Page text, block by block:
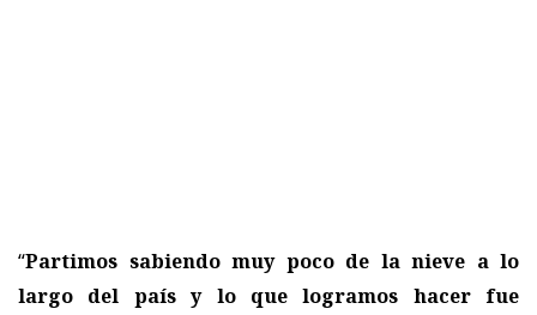
“Partimos sabiendo muy poco de la nieve a lo
largo del país y lo que logramos hacer fue